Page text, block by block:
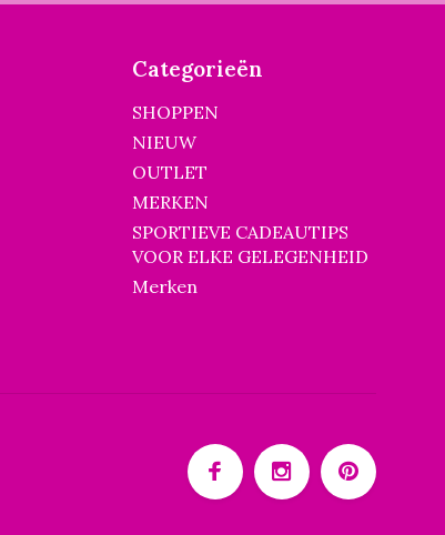
Categorieën
SHOPPEN
NIEUW
OUTLET
MERKEN
SPORTIEVE CADEAUTIPS
VOOR ELKE GELEGENHEID
Merken